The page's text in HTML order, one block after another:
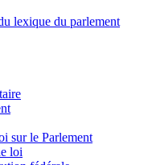
lexique du parlement
sur le Parlement
loi